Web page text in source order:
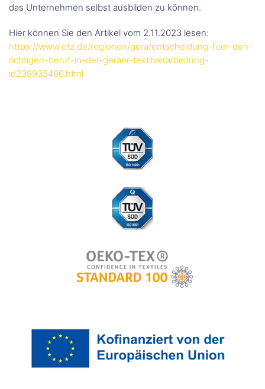
das Unternehmen selbst ausbilden zu können.
Hier können Sie den Artikel vom 2.11.2023 lesen:
https://www.otz.de/regionen/gera/entscheidung-fuer-den-
richtigen-beruf-in-der-geraer-textilverarbeitung-
id239935466.html